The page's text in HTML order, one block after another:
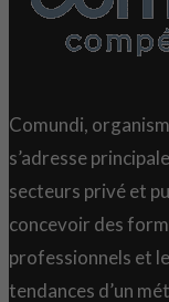
Comundi,
s’adresse
secteurs privé et
concevoir des
professionnels et
tendances d’un